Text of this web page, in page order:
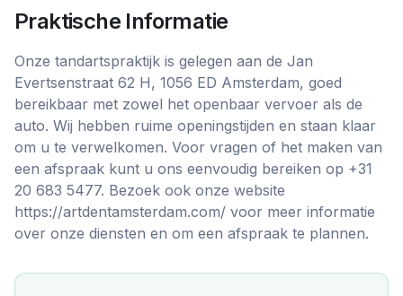
Praktische Informatie
Onze tandartspraktijk is gelegen aan de Jan
Evertsenstraat 62 H, 1056 ED Amsterdam, goed
bereikbaar met zowel het openbaar vervoer als de
auto. Wij hebben ruime openingstijden en staan klaar
om u te verwelkomen. Voor vragen of het maken van
een afspraak kunt u ons eenvoudig bereiken op +31
20 683 5477. Bezoek ook onze website
https://artdentamsterdam.com/ voor meer informatie
over onze diensten en om een afspraak te plannen.